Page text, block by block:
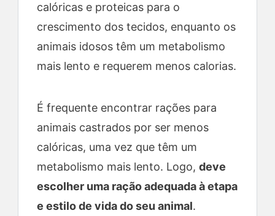
calóricas e proteicas para o
crescimento dos tecidos, enquanto os
animais idosos têm um metabolismo
mais lento e requerem menos calorias.
É frequente encontrar rações para
animais castrados por ser menos
calóricas, uma vez que têm um
metabolismo mais lento. Logo, deve
escolher uma ração adequada à etapa
e estilo de vida do seu animal.